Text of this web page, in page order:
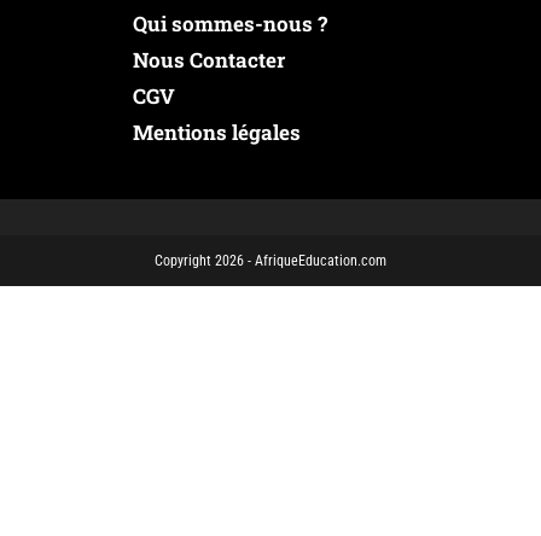
Qui sommes-nous ?
Nous Contacter
CGV
Mentions légales
Copyright 2026 - AfriqueEducation.com